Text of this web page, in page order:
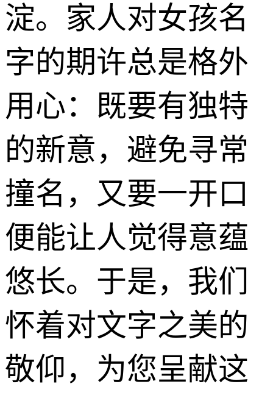
淀。家人对女孩名
字的期许总是格外
用心：既要有独特
的新意，避免寻常
撞名，又要一开口
便能让人觉得意蕴
悠长。于是，我们
怀着对文字之美的
敬仰，为您呈献这